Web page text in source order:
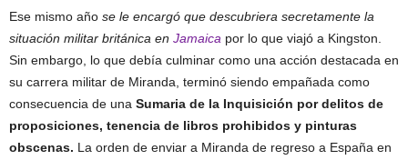
Ese mismo año se le encargó que descubriera secretamente la
situación militar británica en Jamaica por lo que viajó a Kingston.
Sin embargo, lo que debía culminar como una acción destacada en
su carrera militar de Miranda, terminó siendo empañada como
consecuencia de una Sumaria de la Inquisición por delitos de
proposiciones, tenencia de libros prohibidos y pinturas
obscenas. La orden de enviar a Miranda de regreso a España en